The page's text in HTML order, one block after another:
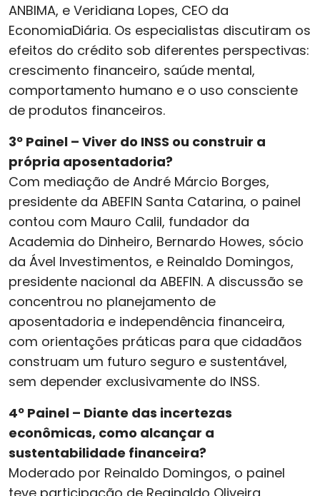
ANBIMA, e Veridiana Lopes, CEO da
EconomiaDiária. Os especialistas discutiram os
efeitos do crédito sob diferentes perspectivas:
crescimento financeiro, saúde mental,
comportamento humano e o uso consciente
de produtos financeiros.
3º Painel – Viver do INSS ou construir a
própria aposentadoria?
Com mediação de André Márcio Borges,
presidente da ABEFIN Santa Catarina, o painel
contou com Mauro Calil, fundador da
Academia do Dinheiro, Bernardo Howes, sócio
da Ável Investimentos, e Reinaldo Domingos,
presidente nacional da ABEFIN. A discussão se
concentrou no planejamento de
aposentadoria e independência financeira,
com orientações práticas para que cidadãos
construam um futuro seguro e sustentável,
sem depender exclusivamente do INSS.
4º Painel – Diante das incertezas
econômicas, como alcançar a
sustentabilidade financeira?
Moderado por Reinaldo Domingos, o painel